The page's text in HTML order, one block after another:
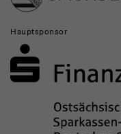
Hauptsponsor